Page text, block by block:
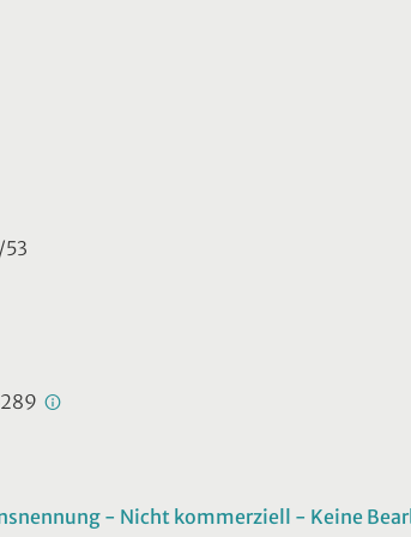
- Nicht kommerziell - Keine